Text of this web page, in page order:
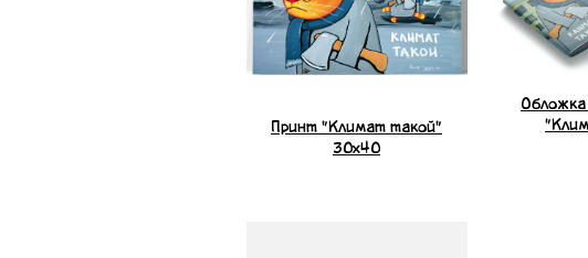
Принт "Климат такой"
30x40
Обложка